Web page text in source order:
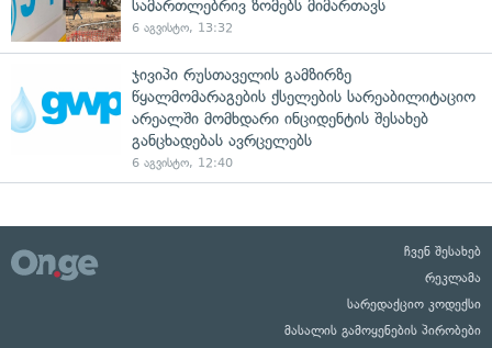
სამართლებრივ ზომებს მიმართავს
6 აგვისტო, 13:32
ჯივიპი რუსთაველის გამზირზე
წყალმომარაგების ქსელების სარეაბილიტაციო
არეალში მომხდარი ინციდენტის შესახებ
განცხადებას ავრცელებს
6 აგვისტო, 12:40
ჩვენ შესახებ
რეკლამა
სარედაქციო კოდექსი
მასალის გამოყენების პირობები